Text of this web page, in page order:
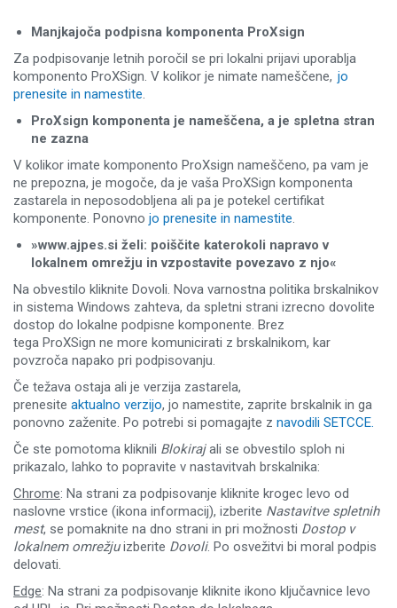
Manjkajoča podpisna komponenta ProXsign
Za podpisovanje letnih poročil se pri lokalni prijavi uporablja
komponento ProXSign. V kolikor je nimate nameščene, jo
prenesite in namestite.
ProXsign komponenta je nameščena, a je spletna stran
ne zazna
V kolikor imate komponento ProXsign nameščeno, pa vam je
ne prepozna, je mogoče, da je vaša ProXSign komponenta
zastarela in neposodobljena ali pa je potekel certifikat
komponente. Ponovno jo prenesite in namestite.
»www.ajpes.si želi: poiščite katerokoli napravo v
lokalnem omrežju in vzpostavite povezavo z njo«
Na obvestilo kliknite Dovoli. Nova varnostna politika brskalnikov
in sistema Windows zahteva, da spletni strani izrecno dovolite
dostop do lokalne podpisne komponente. Brez
tega ProXSign ne more komunicirati z brskalnikom, kar
povzroča napako pri podpisovanju.
Če težava ostaja ali je verzija zastarela,
prenesite aktualno verzijo, jo namestite, zaprite brskalnik in ga
ponovno zaženite. Po potrebi si pomagajte z navodili SETCCE.
Če ste pomotoma kliknili Blokirajali se obvestilo sploh ni
prikazalo, lahko to popravite v nastavitvah brskalnika:
Chrome: Na strani za podpisovanje kliknite krogec levo od
naslovne vrstice (ikona informacij), izberite Nastavitve spletnih
mest, se pomaknite na dno strani in pri možnosti Dostop v
lokalnem omrežjuizberite Dovoli. Po osvežitvi bi moral podpis
delovati.
Edge: Na strani za podpisovanje kliknite ikono ključavnice levo